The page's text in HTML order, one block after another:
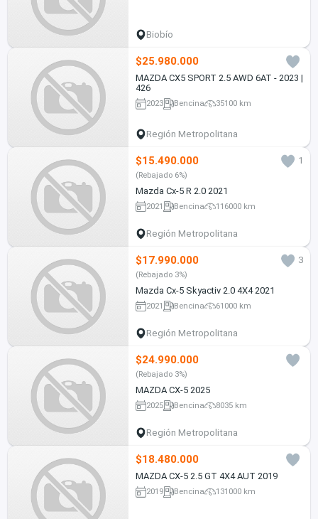
Biobío
$25.980.000
MAZDA CX5 SPORT 2.5 AWD 6AT - 2023 |
426
2023 Bencina 35100 km
Región Metropolitana
$15.490.000 1
(Rebajado 6%)
Mazda Cx-5 R 2.0 2021
2021 Bencina 116000 km
Región Metropolitana
$17.990.000 3
(Rebajado 3%)
Mazda Cx-5 Skyactiv 2.0 4X4 2021
2021 Bencina 61000 km
Región Metropolitana
$24.990.000
(Rebajado 3%)
MAZDA CX-5 2025
2025 Bencina 8035 km
Región Metropolitana
$18.480.000
MAZDA CX-5 2.5 GT 4X4 AUT 2019
2019 Bencina 131000 km